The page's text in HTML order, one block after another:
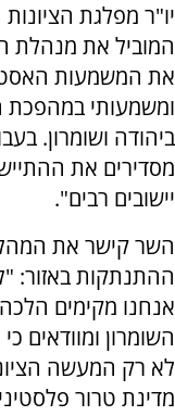
יו"ר מפלגת
המוביל את מנהלת
את המשמעות
ומשמעותי במהפכת
ביהודה ושומרון.
מסדירים את
יישובים רבים".
השר קישר את
ההתנתקות באזור:
אנחנו מקימים
השומרון ומוודאים
לא רק המעשה
מדינת טרור